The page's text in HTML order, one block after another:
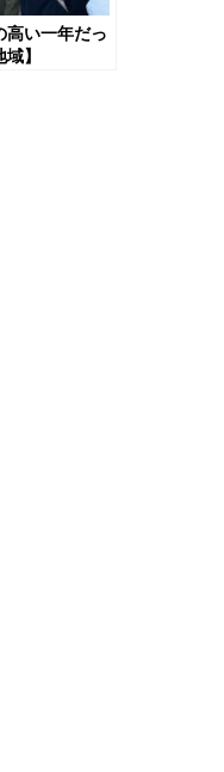
高い一年だっ
】